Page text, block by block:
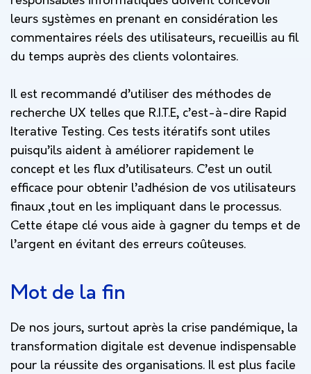
leurs systèmes en prenant en considération les
commentaires réels des utilisateurs, recueillis au fil
du temps auprès des clients volontaires.
Il est recommandé d’utiliser des méthodes de
recherche UX telles que R.I.T.E, c’est-à-dire Rapid
Iterative Testing. Ces tests itératifs sont utiles
puisqu’ils aident à améliorer rapidement le
concept et les flux d’utilisateurs. C’est un outil
efficace pour obtenir l’adhésion de vos utilisateurs
finaux ,tout en les impliquant dans le processus.
Cette étape clé vous aide à gagner du temps et de
l’argent en évitant des erreurs coûteuses.
Mot de la fin
De nos jours, surtout après la crise pandémique, la
transformation digitale est devenue indispensable
pour la réussite des organisations. Il est plus facile